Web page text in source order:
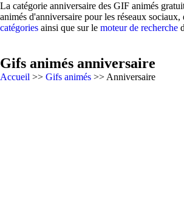
La catégorie anniversaire des GIF animés
animés d'anniversaire pour les réseaux
catégories ainsi que sur le moteur de recherche
Gifs animés anniversaire
Accueil >> Gifs animés >> Anniversaire